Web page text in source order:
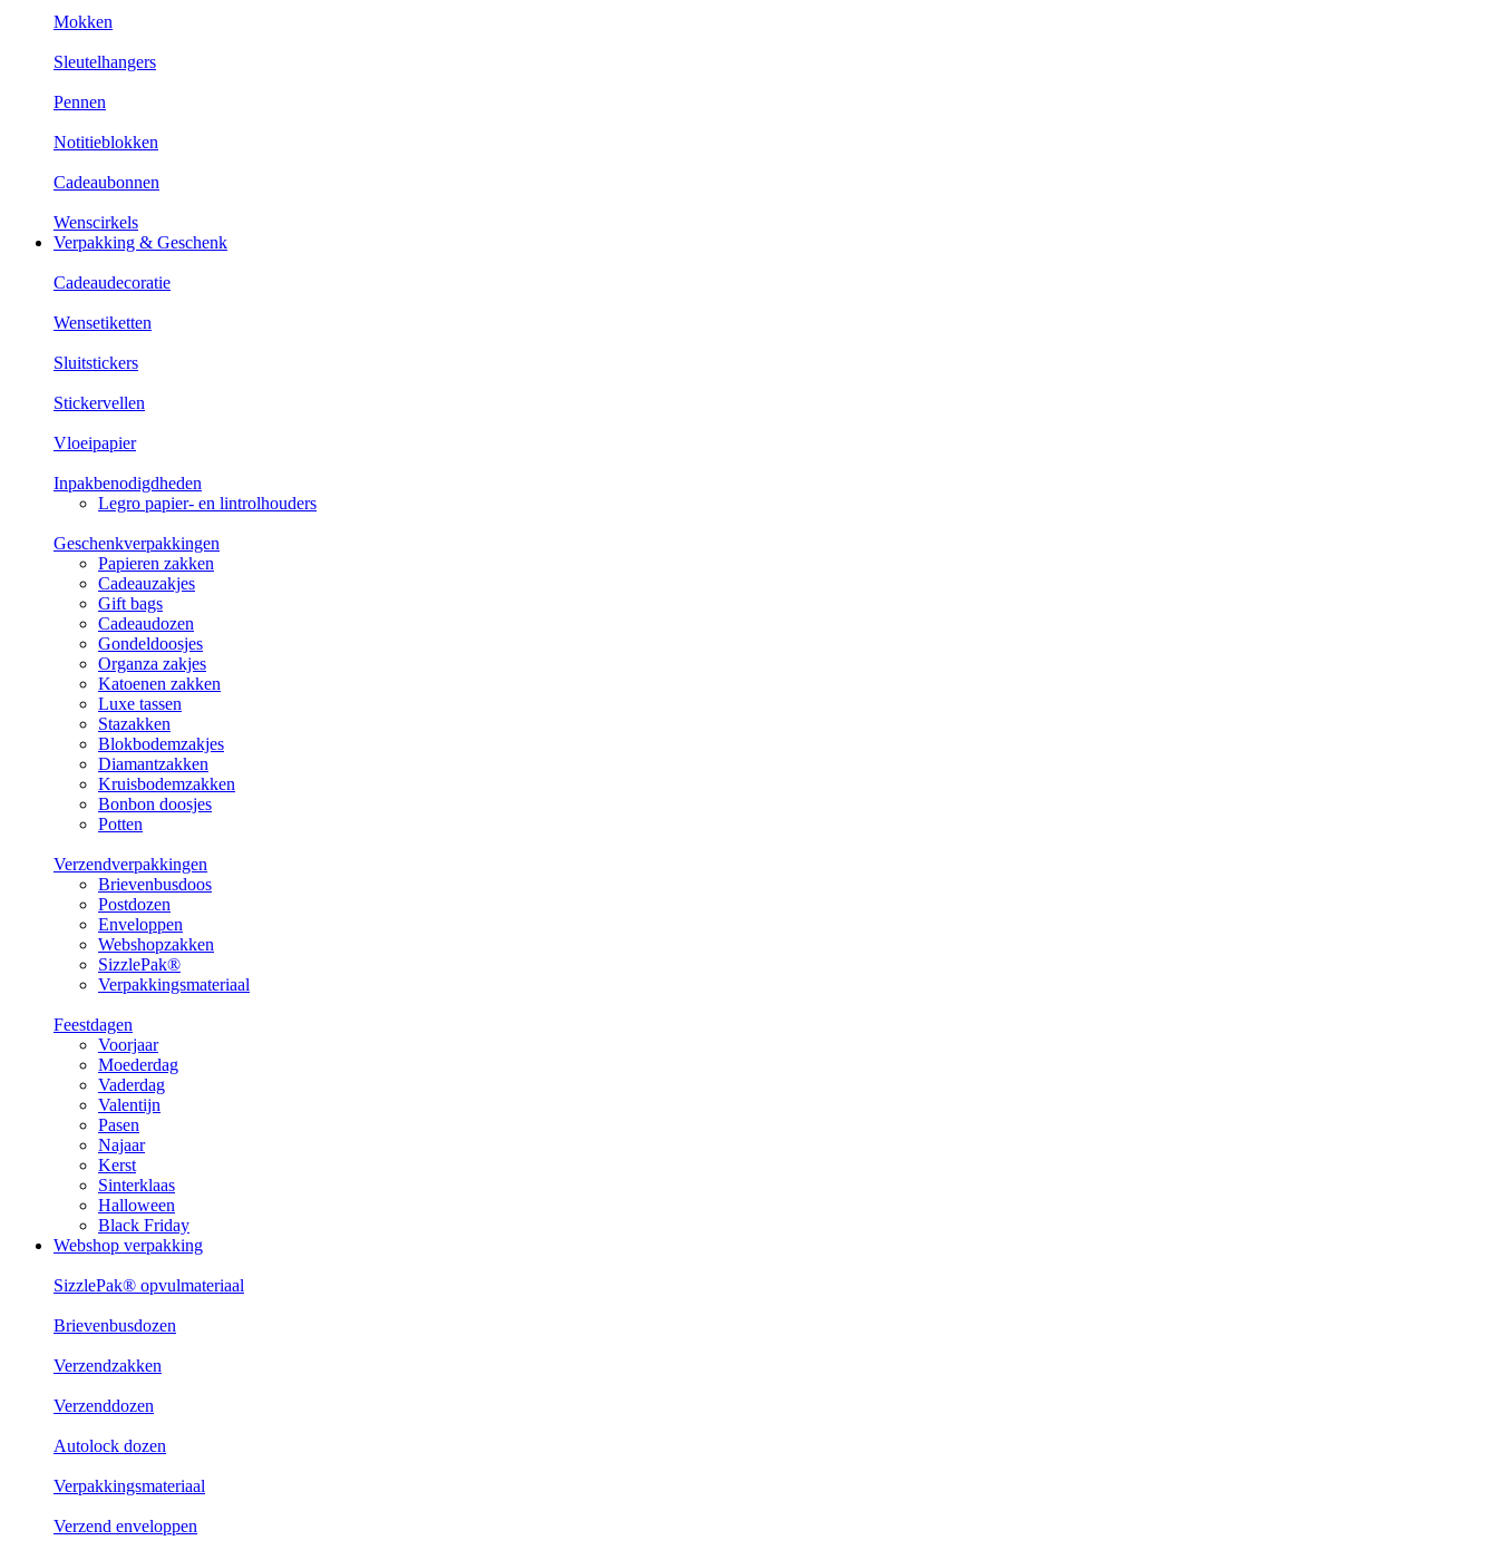
Mokken
Sleutelhangers
Pennen
Notitieblokken
Cadeaubonnen
Wenscirkels
Verpakking & Geschenk
Cadeaudecoratie
Wensetiketten
Sluitstickers
Stickervellen
Vloeipapier
Inpakbenodigdheden
Legro papier- en lintrolhouders
Geschenkverpakkingen
Papieren zakken
Cadeauzakjes
Gift bags
Cadeaudozen
Gondeldoosjes
Organza zakjes
Katoenen zakken
Luxe tassen
Stazakken
Blokbodemzakjes
Diamantzakken
Kruisbodemzakken
Bonbon doosjes
Potten
Verzendverpakkingen
Brievenbusdoos
Postdozen
Enveloppen
Webshopzakken
SizzlePak®
Verpakkingsmateriaal
Feestdagen
Voorjaar
Moederdag
Vaderdag
Valentijn
Pasen
Najaar
Kerst
Sinterklaas
Halloween
Black Friday
Webshop verpakking
SizzlePak® opvulmateriaal
Brievenbusdozen
Verzendzakken
Verzenddozen
Autolock dozen
Verpakkingsmateriaal
Verzend enveloppen